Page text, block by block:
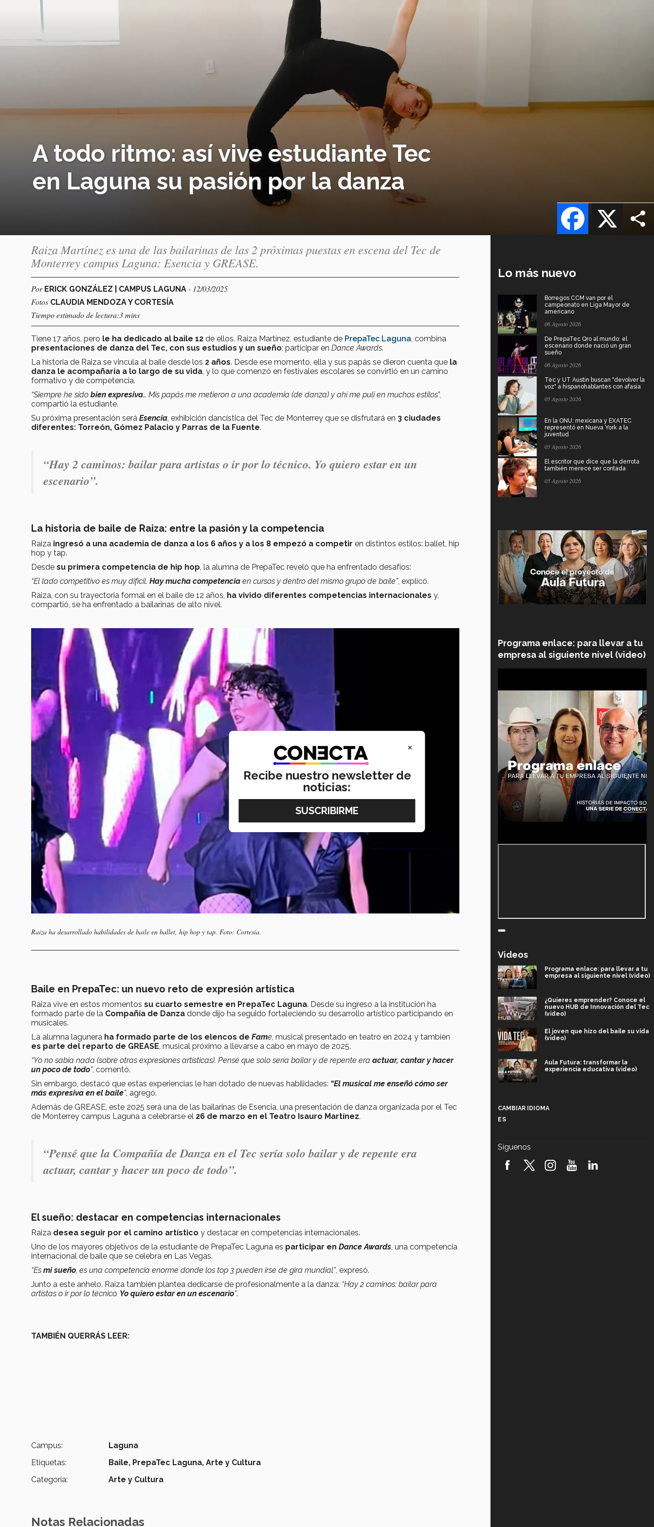
A todo ritmo: así vive estudiante Tec
en Laguna su pasión por la danza
X
Facebook
Raiza Martínez es una de las bailarinas de las 2 próximas puestas en escena del Tec de
Monterrey campus Laguna: Esencia y GREASE.
Por ERICK GONZÁLEZ | CAMPUS LAGUNA - 12/03/2025
Fotos CLAUDIA MENDOZA Y CORTESÍA
Tiempo estimado de lectura:3 mins
Tiene 17 años, pero le ha dedicado al baile 12 de ellos. Raiza Martínez, estudiante de PrepaTec Laguna , combina
presentaciones de danza del Tec, con sus estudios y un sueño: participar en Dance Awards.
La historia de Raiza se vincula al baile desde los 2 años. Desde ese momento, ella y sus papás se dieron cuenta que la
danza le acompañaría a lo largo de su vida , y lo que comenzó en festivales escolares se convirtió en un camino
formativo y de competencia.
“Siempre he sido bien expresiva… Mis papás me metieron a una academia (de danza) y ahí me pulí en muchos estilos”,
compartió la estudiante.
Su próxima presentación será Esencia , exhibición dancística del Tec de Monterrey que se disfrutará en 3 ciudades
diferentes: Torreón, Gómez Palacio y Parras de la Fuente.
“Hay 2 caminos: bailar para artistas o ir por lo técnico. Yo quiero estar en un
escenario”.
La historia de baile de Raiza: entre la pasión y la competencia
Raiza ingresó a una academia de danza a los 6 años y a los 8 empezó a competir en distintos estilos: ballet, hip
hop y tap.
Desde su primera competencia de hip hop , la alumna de PrepaTec reveló que ha enfrentado desafíos:
“El lado competitivo es muy difícil. Hay mucha competencia en cursos y dentro del mismo grupo de baile”, explicó.
Raiza, con su trayectoria formal en el baile de 12 años, ha vivido diferentes competencias internacionales y,
compartió, se ha enfrentado a bailarinas de alto nivel.
Raiza ha desarrollado habilidades de baile en ballet, hip hop y tap. Foto: Cortesía.
Baile en PrepaTec: un nuevo reto de expresión artística
Raiza vive en estos momentos su cuarto semestre en PrepaTec Laguna. Desde su ingreso a la institución ha
formado parte de la Compañía de Danza donde dijo ha seguido fortaleciendo su desarrollo artístico participando en
musicales.
La alumna lagunera ha formado parte de los elencos de Fame, musical presentado en teatro en 2024 y también
es parte del reparto de GREASE, musical próximo a llevarse a cabo en mayo de 2025.
“Yo no sabía nada (sobre otras expresiones artísticas). Pensé que solo sería bailar y de repente era actuar, cantar y hacer
un poco de todo”, comentó.
Sin embargo, destacó que estas experiencias le han dotado de nuevas habilidades: “El musical me enseñó cómo ser
más expresiva en el baile”, agregó.
Además de GREASE, este 2025 será una de las bailarinas de Esencia, una presentación de danza organizada por el Tec
de Monterrey campus Laguna a celebrarse el 26 de marzo en el Teatro Isauro Martínez.
“Pensé que la Compañía de Danza en el Tec sería solo bailar y de repente era
actuar, cantar y hacer un poco de todo”.
El sueño: destacar en competencias internacionales
Raiza desea seguir por el camino artístico y destacar en competencias internacionales.
Uno de los mayores objetivos de la estudiante de PrepaTec Laguna es participar en Dance Awards, una competencia
internacional de baile que se celebra en Las Vegas.
“Es mi sueño, es una competencia enorme donde los top 3 pueden irse de gira mundial”, expresó.
Junto a este anhelo, Raiza también plantea dedicarse de profesionalmente a la danza: “Hay 2 caminos: bailar para
artistas o ir por lo técnico. Yo quiero estar en un escenario”.
TAMBIÉN QUERRÁS LEER:
Campus:
Laguna
Etiquetas:
Baile, PrepaTec Laguna, Arte y Cultura
Categoría:
Arte y Cultura
Notas Relacionadas
Lo más nuevo
Borregos CCM van por el
campeonato en Liga Mayor de
americano
06 Agosto 2026
De PrepaTec Qro al mundo: el
escenario donde nació un gran
sueño
06 Agosto 2026
Tec y UT Austin buscan "devolver la
voz" a hispanohablantes con afasia
05 Agosto 2026
En la ONU: mexicana y EXATEC
representó en Nueva York a la
juventud
05 Agosto 2026
El escritor que dice que la derrota
también merece ser contada
05 Agosto 2026
Programa enlace: para llevar a tu
empresa al siguiente nivel (video)
Videos
Programa enlace: para llevar a tu
empresa al siguiente nivel (video)
¿Quieres emprender? Conoce el
nuevo HUB de Innovación del Tec
(video)
El joven que hizo del baile su vida
(video)
Aula Futura: transformar la
experiencia educativa (video)
robótica FIRST 2026! (video)
CAMBIAR IDIOMA
ES
Síguenos
×
Recibe nuestro newsletter de
noticias: